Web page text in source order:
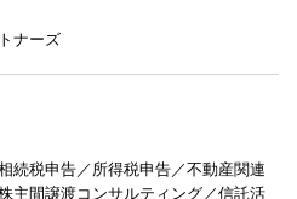
ナーズ
続税申告／所得税申告／不動産関連
主間譲渡コンサルティング／信託活